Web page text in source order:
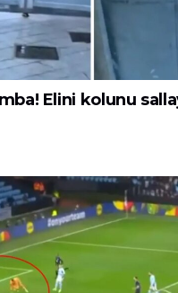
Elini kolunu